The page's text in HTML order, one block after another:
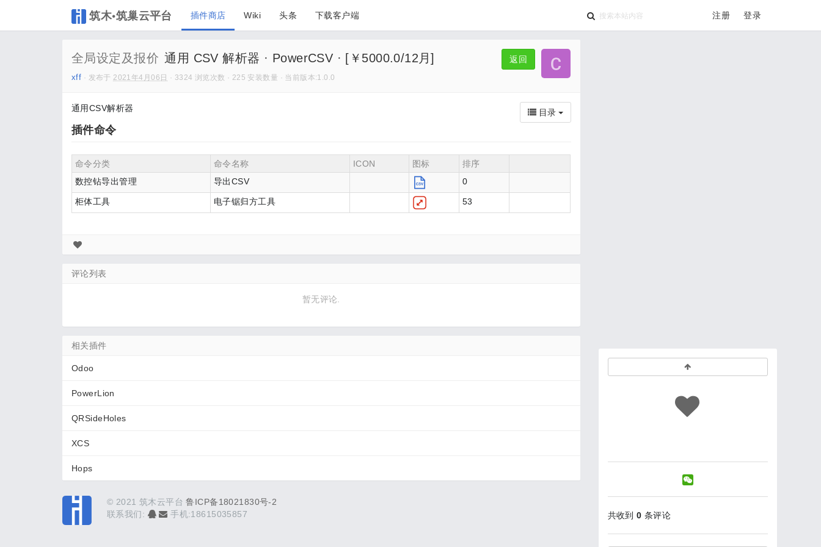
筑木•筑巢云平台 插件商店 Wiki 头条 下载客户端 注册 登录
全局设定及报价 通用 CSV 解析器 · PowerCSV · [￥5000.0/12月] 返回
xff · 发布于 2021年4月06日 · 3324 浏览次数 · 225 安装数量 · 当前版本:1.0.0
目录
通用CSV解析器
插件命令
命令分类 命令名称 ICON 图标
排序
数控钻导出管理
导出CSV 0
柜体工具 电子锯归方工具 53
评论列表
暂无评论.
相关插件
Odoo
PowerLion
QRSideHoles
XCS
Hops
共收到0 条评论
© 2021 筑木云平台鲁ICP备18021830号-2
联系我们:
手机:18615035857